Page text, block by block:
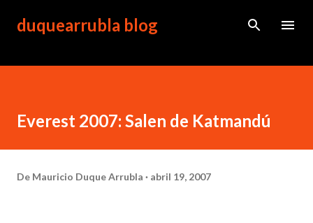
Ir al contenido principal
duquearrubla blog
Everest 2007: Salen de Katmandú
De Mauricio Duque Arrubla abril 19, 2007